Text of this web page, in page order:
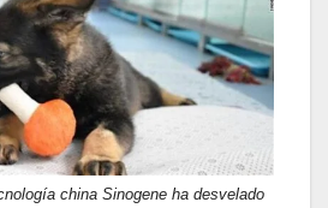
china Sinogene ha desvelado